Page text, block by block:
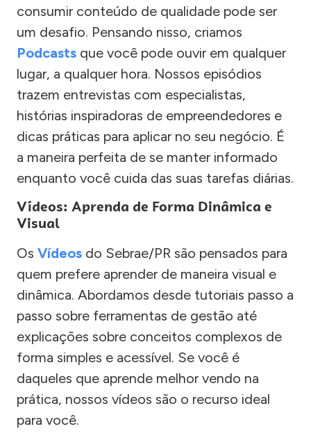
consumir conteúdo de qualidade pode ser
um desafio. Pensando nisso, criamos
Podcasts que você pode ouvir em qualquer
lugar, a qualquer hora. Nossos episódios
trazem entrevistas com especialistas,
histórias inspiradoras de empreendedores e
dicas práticas para aplicar no seu negócio. É
a maneira perfeita de se manter informado
enquanto você cuida das suas tarefas diárias.
Vídeos: Aprenda de Forma Dinâmica e
Visual
Os Vídeos do Sebrae/PR são pensados para
quem prefere aprender de maneira visual e
dinâmica. Abordamos desde tutoriais passo a
passo sobre ferramentas de gestão até
explicações sobre conceitos complexos de
forma simples e acessível. Se você é
daqueles que aprende melhor vendo na
prática, nossos vídeos são o recurso ideal
para você.